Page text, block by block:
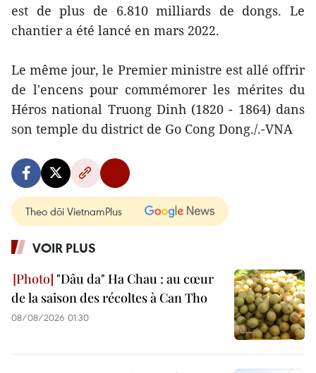
est de plus de 6.810 milliards de dongs. Le
chantier a été lancé en mars 2022.
Le même jour, le Premier ministre est allé offrir
de l'encens pour commémorer les mérites du
Héros national Truong Dinh (1820 - 1864) dans
son temple du district de Go Cong Dong./.-VNA
Theo dõi VietnamPlus
VOIR PLUS
"Dâu da" Ha Chau : au cœur
de la saison des récoltes à Can Tho
08/08/2026 01:30